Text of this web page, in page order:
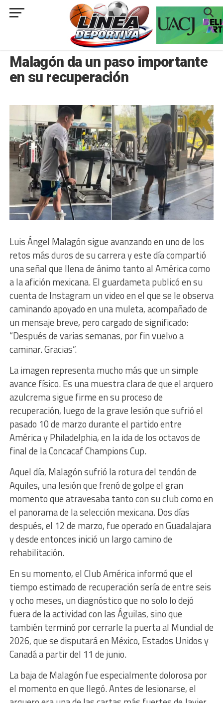
###
Malagón da un paso importante
en su recuperación
Luis Ángel Malagón sigue avanzando en uno de los
retos más duros de su carrera y este día compartió
una señal que llena de ánimo tanto al América como
a la afición mexicana. El guardameta publicó en su
cuenta de Instagram un video en el que se le observa
caminando apoyado en una muleta, acompañado de
un mensaje breve, pero cargado de significado:
“Después de varias semanas, por fin vuelvo a
caminar. Gracias”.
La imagen representa mucho más que un simple
avance físico. Es una muestra clara de que el arquero
azulcrema sigue firme en su proceso de
recuperación, luego de la grave lesión que sufrió el
pasado 10 de marzo durante el partido entre
América y Philadelphia, en la ida de los octavos de
final de la Concacaf Champions Cup.
Aquel día, Malagón sufrió la rotura del tendón de
Aquiles, una lesión que frenó de golpe el gran
momento que atravesaba tanto con su club como en
el panorama de la selección mexicana. Dos días
después, el 12 de marzo, fue operado en Guadalajara
y desde entonces inició un largo camino de
rehabilitación.
En su momento, el Club América informó que el
tiempo estimado de recuperación sería de entre seis
y ocho meses, un diagnóstico que no solo lo dejó
fuera de la actividad con las Águilas, sino que
también terminó por cerrarle la puerta al Mundial de
2026, que se disputará en México, Estados Unidos y
Canadá a partir del 11 de junio.
La baja de Malagón fue especialmente dolorosa por
el momento en que llegó. Antes de lesionarse, el